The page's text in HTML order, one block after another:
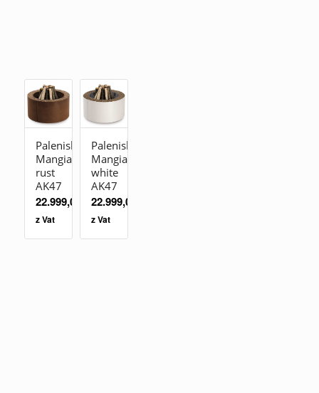
Palenisko
Mangiafuoco
rust
AK47
22.999,00
z Vat
Palenisko
Mangiafuoco
white
AK47
22.999,00
z Vat